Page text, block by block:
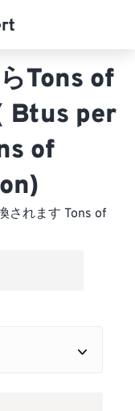
Tons of
Btus per
of
されます Tons of